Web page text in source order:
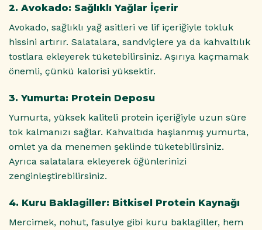
2. Avokado: Sağlıklı Yağlar İçerir
Avokado, sağlıklı yağ asitleri ve lif içeriğiyle tokluk
hissini artırır. Salatalara, sandviçlere ya da kahvaltılık
tostlara ekleyerek tüketebilirsiniz. Aşırıya kaçmamak
önemli, çünkü kalorisi yüksektir.
3. Yumurta: Protein Deposu
Yumurta, yüksek kaliteli protein içeriğiyle uzun süre
tok kalmanızı sağlar. Kahvaltıda haşlanmış yumurta,
omlet ya da menemen şeklinde tüketebilirsiniz.
Ayrıca salatalara ekleyerek öğünlerinizi
zenginleştirebilirsiniz.
4. Kuru Baklagiller: Bitkisel Protein Kaynağı
Mercimek, nohut, fasulye gibi kuru baklagiller, hem